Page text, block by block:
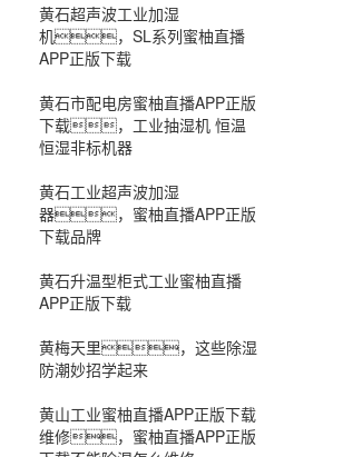
黄石超声波工业加湿
机，SL系列蜜柚直播
APP正版下载
黄石市配电房蜜柚直播APP正版
下载，工业抽湿机 恒温
恒湿非标机器
黄石工业超声波加湿
器，蜜柚直播APP正版
下载品牌
黄石升温型柜式工业蜜柚直播
APP正版下载
黄梅天里，这些除湿
防潮妙招学起来
黄山工业蜜柚直播APP正版下载
维修，蜜柚直播APP正版